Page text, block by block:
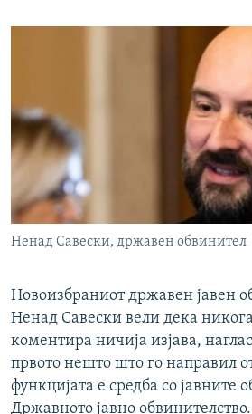
Ненад Савески, државен обвинител
Новоизбраниот државен јавен
Ненад Савески вели дека
коментира ничија изјава,
првото нешто што го направил
функцијата е средба со јавните
Државното јавно обвинителство.